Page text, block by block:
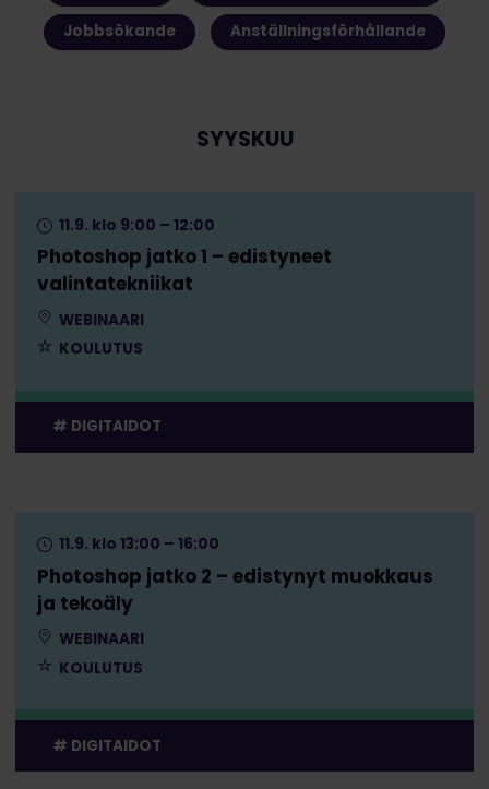
Jobbsökande Anställningsförhållande
SYYSKUU
Photoshop jatko 1 – edistyneet
valintatekniikat
11.9. klo 9:00 – 12:00
WEBINAARI
KOULUTUS
DIGITAIDOT
Photoshop jatko 2 – edistynyt muokkaus
ja tekoäly
11.9. klo 13:00 – 16:00
WEBINAARI
KOULUTUS
DIGITAIDOT